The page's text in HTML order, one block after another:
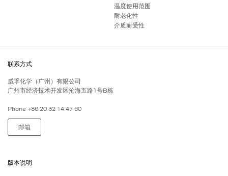
温度使用范围
耐老化性
介质耐受性
联系方式
威孚化学（广州）有限公司
广州市经济技术开发区沧海五路1号B栋
Phone +86 20 32 14 47 60
邮箱
版本说明